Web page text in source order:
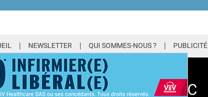
NEWSLETTER QUI SOMMES-NOUS ? PUBLICITÉ
PREMIUM
30 000 actualités du site 39€ TTC